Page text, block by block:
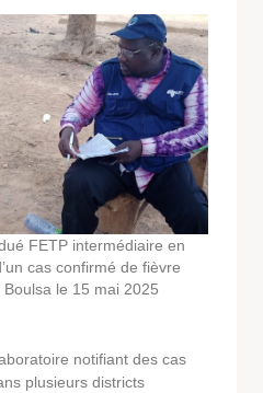
FETP intermédiaire en
cas confirmé de fièvre
le 15 mai 2025
notifiant des cas
plusieurs districts